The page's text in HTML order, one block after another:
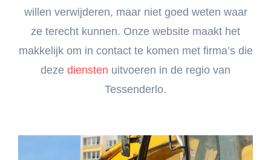
willen verwijderen, maar niet goed weten waar
ze terecht kunnen. Onze website maakt het
makkelijk om in contact te komen met firma’s die
deze diensten uitvoeren in de regio van
Tessenderlo.